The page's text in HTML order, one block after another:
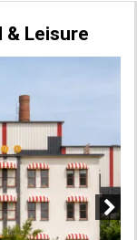
& Leisure
Next